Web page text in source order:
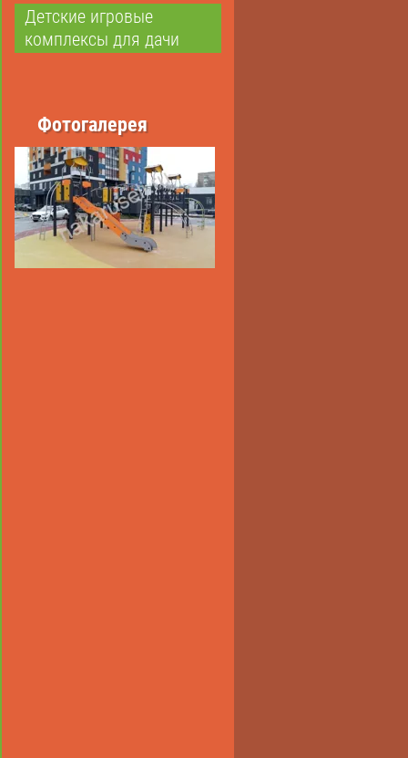
Детские игровые
комплексы для дачи
Фотогалерея